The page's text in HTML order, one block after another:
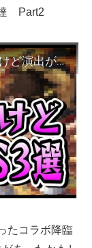
Part2
【モンスト】最高にカッコいいSSだけど演出が長いSS3選 再コラボを期待したいキャラクター達 Part2
たコラボ降臨